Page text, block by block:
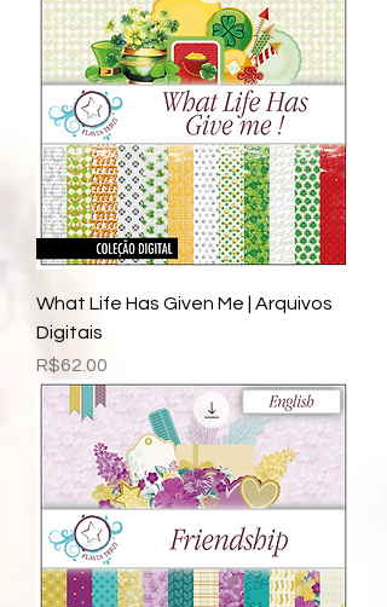
What Life Has Given Me | Arquivos
Digitais
Price
R$62.00